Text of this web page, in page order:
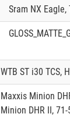
Sram NX
WTB ST i30 TCS,
Maxxis Minion
Minion DHR II,